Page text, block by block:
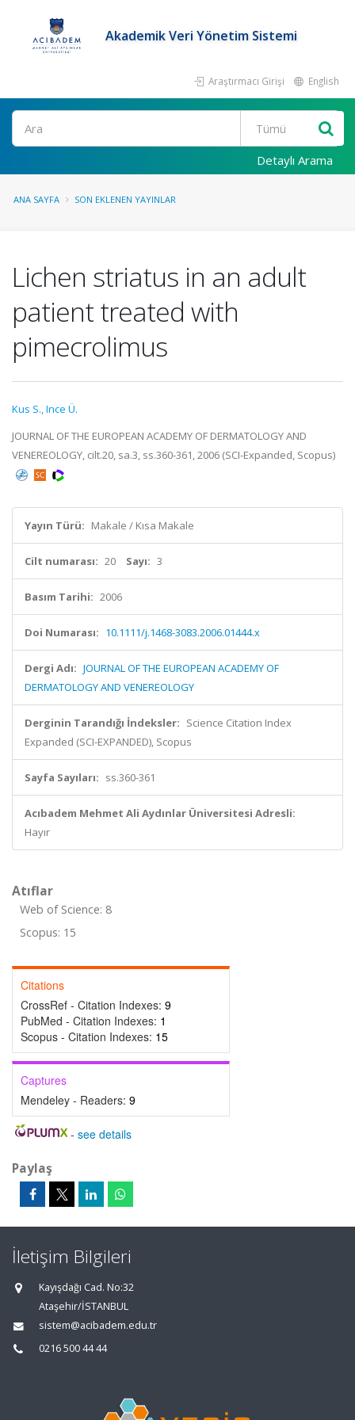
Akademik Veri Yönetim Sistemi
Araştırmacı Girişi English
Ara
Detaylı Arama
ANA SAYFA SON EKLENEN YAYINLAR
Lichen striatus in an adult
patient treated with
pimecrolimus
Kus S.,Ince Ü.
JOURNAL OF THE EUROPEAN ACADEMY OF DERMATOLOGY AND
VENEREOLOGY, cilt.20, sa.3, ss.360-361, 2006 (SCI-Expanded, Scopus)
Yayın Türü: Makale / Kısa Makale
Cilt numarası: 20 Sayı: 3
Basım Tarihi: 2006
Doi Numarası: 10.1111/j.1468-3083.2006.01444.x
Dergi Adı: JOURNAL OF THE EUROPEAN ACADEMY OF
DERMATOLOGY AND VENEREOLOGY
Derginin Tarandığı İndeksler: Science Citation Index
Expanded (SCI-EXPANDED), Scopus
Sayfa Sayıları: ss.360-361
Acıbadem Mehmet Ali Aydınlar Üniversitesi Adresli:
Hayır
Atıflar
Web of Science: 8
Scopus: 15
Citations
CrossRef - Citation Indexes: 9
PubMed - Citation Indexes: 1
Scopus - Citation Indexes: 15
Captures
Mendeley - Readers: 9
- see details
Paylaş
İletişim Bilgileri
Kayışdağı Cad. No:32
Ataşehir/İSTANBUL
sistem@acibadem.edu.tr
0216 500 44 44